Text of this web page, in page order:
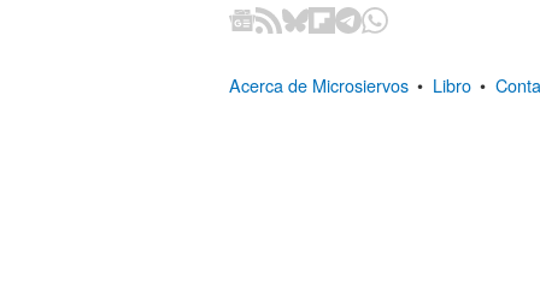
Acerca de Microsiervos • Libro •